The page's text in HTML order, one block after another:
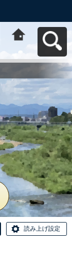
動応援ｻｲﾄ はち
コミねっとへ戻
読み上げ設定